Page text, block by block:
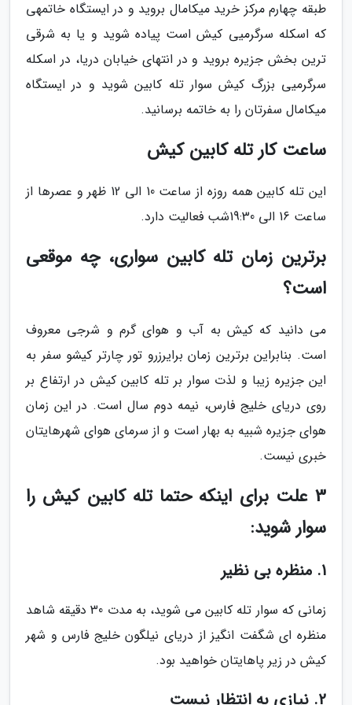
طبقه چهارم مرکز خرید میکامال بروید و در ایستگاه خاتمهی
که اسکله سرگرمیی کیش است پیاده شوید و یا به شرقی
ترین بخش جزیره بروید و در انتهای خیابان دریا، در اسکله
سرگرمیی بزرگ کیش سوار تله کابین شوید و در ایستگاه
میکامال سفرتان را به خاتمه برسانید.
ساعت کار تله کابین کیش
این تله کابین همه روزه از ساعت 10 الی 12 ظهر و عصرها از
ساعت 16 الی 19:30شب فعالیت دارد.
برترین زمان تله کابین سواری، چه موقعی
است؟
می دانید که کیش به آب و هوای گرم و شرجی معروف
است. بنابراین برترین زمان برایرزرو تور چارتر کیشو سفر به
این جزیره زیبا و لذت سوار بر تله کابین کیش در ارتفاع بر
روی دریای خلیج فارس، نیمه دوم سال است. در این زمان
هوای جزیره شبیه به بهار است و از سرمای هوای شهرهایتان
خبری نیست.
3 علت برای اینکه حتما تله کابین کیش را
سوار شوید:
1. منظره بی نظیر
زمانی که سوار تله کابین می شوید، به مدت 30 دقیقه شاهد
منظره ای شگفت انگیز از دریای نیلگون خلیج فارس و شهر
کیش در زیر پاهایتان خواهید بود.
2. نیازی به انتظار نیست